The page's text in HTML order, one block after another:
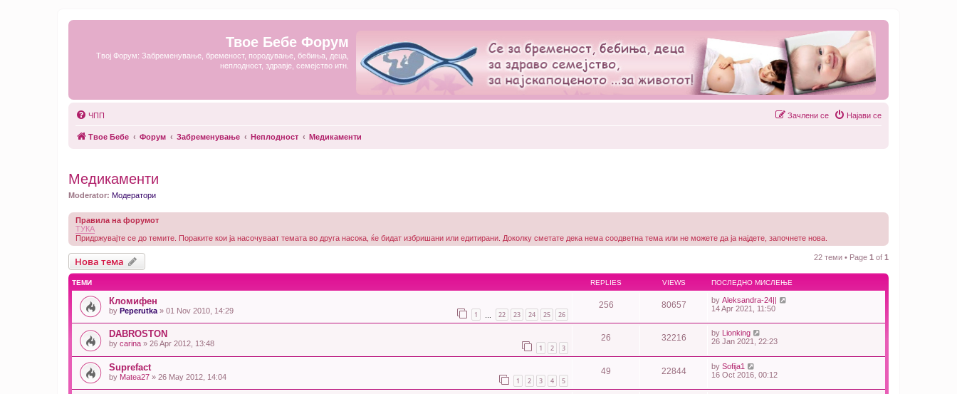
Твое Бебе Форум
Твој Форум: Забременување, бременост, породување, бебиња, деца,
неплодност, здравје, семејство итн.
ЧПП Најави се
Зачлени се
Твое Бебе Форум Забременување Неплодност Медикаменти
Медикаменти
Moderator: Модератори
Правила на форумот
ТУКА
Придржувајте се до темите. Пораките кои ја насочуваат темата во друга насока, ќе бидат избришани или едитирани. Доколку сметате дека нема соодветна тема или не можете да ја најдете, започнете нова.
Нова тема 22 теми • Page 1 of 1
ТЕМИ REPLIES VIEWS ПОСЛЕДНО МИСЛЕЊЕ
Кломифен
by Peperutka » 01 Nov 2010, 14:29 1 22 23 24 25 26
256 80657 by Aleksandra-24||
14 Apr 2021, 11:50
DABROSTON
by carina » 26 Apr 2012, 13:48 1 2 3
26 32216 by Lionking
26 Jan 2021, 22:23
Suprefact
by Matea27 » 26 May 2012, 14:04 1 2 3 4 5
49 22844 by Sofija1
16 Oct 2016, 00:12